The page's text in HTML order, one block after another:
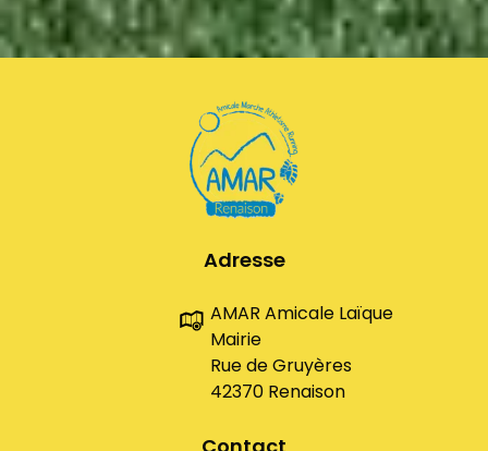
Adresse
AMAR Amicale Laïque
Mairie
Rue de Gruyères
42370 Renaison